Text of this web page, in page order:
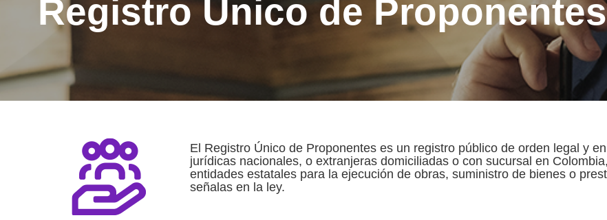
Registro Único de Proponentes
El Registro Único de Proponentes es un registro público de orden legal y
jurídicas nacionales, o extranjeras domiciliadas o con sucursal en
entidades estatales para la ejecución de obras, suministro de bienes o
señalas en la ley.